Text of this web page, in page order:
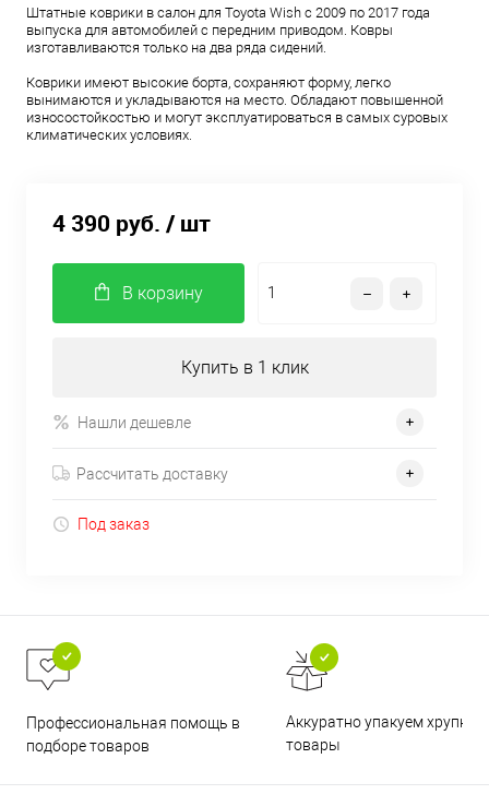
Штатные коврики в салон для Toyota Wish с 2009 по 2017 года
выпуска для автомобилей с передним приводом. Ковры
изготавливаются только на два ряда сидений.
Коврики имеют высокие борта, сохраняют форму, легко
вынимаются и укладываются на место. Обладают повышенной
износостойкостью и могут эксплуатироваться в самых суровых
климатических условиях.
4 390 руб. / шт
В корзину
Купить в 1 клик
Нашли дешевле
Рассчитать доставку
Под заказ
Профессиональная помощь в
подборе товаров
Аккуратно упакуем хрупкие
товары